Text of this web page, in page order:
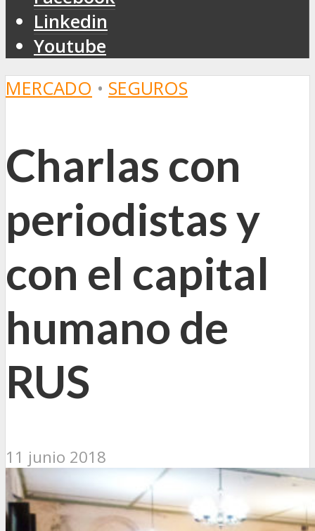
Linkedin
Youtube
MERCADO • SEGUROS
Charlas con
periodistas y
con el capital
humano de
RUS
11 junio 2018